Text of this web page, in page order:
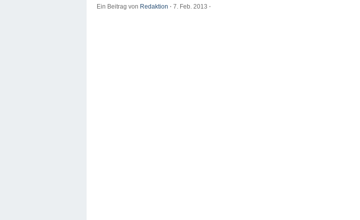
Ein Beitrag von Redaktion ⋅ 7. Feb. 2013 ⋅